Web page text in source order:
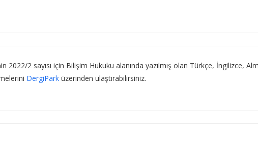
2022/2 sayısı için Bilişim Hukuku alanında yazılmış olan Türkçe, İngilizce,
DergiPark üzerinden ulaştırabilirsiniz.